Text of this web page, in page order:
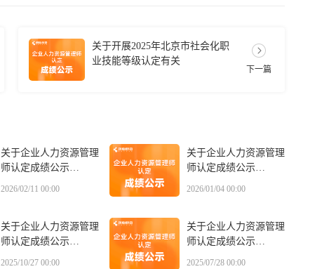
关于开展2025年北京市社会化职
业技能等级认定有关
下一篇
关于企业人力资源管理
师认定成绩公示
2026/02/11 00:00
关于企业人力资源管理
师认定成绩公示
2026/01/04 00:00
关于企业人力资源管理
师认定成绩公示
2025/10/27 00:00
关于企业人力资源管理
师认定成绩公示
2025/07/28 00:00